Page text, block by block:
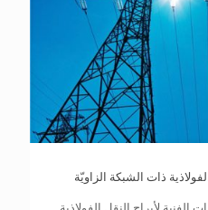
ذات الشبكة الزاويّة